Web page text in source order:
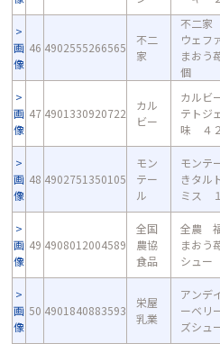
画
像
46 4902555266565
不二
家
不二家
ウェフ
まおう
個
画
像
47 4901330920722
カル
ビー
カルビ
テトジ
味 ４
画
像
48 4902751350105
モン
テー
ル
モンテ
きタル
ミス
画
像
49 4908012004589
全国
農協
食品
全農
まおう
シュ
画
像
50 4901840883593
栄屋
乳業
アンデ
ーベリ
ズシ